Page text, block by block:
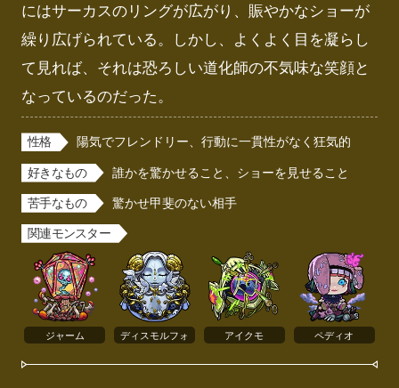
にはサーカスのリングが広がり、賑やかなショーが
繰り広げられている。しかし、よくよく目を凝らし
て見れば、それは恐ろしい道化師の不気味な笑顔と
なっているのだった。
性格 陽気でフレンドリー、行動に一貫性がなく狂気的
好きなもの 誰かを驚かせること、ショーを見せること
苦手なもの 驚かせ甲斐のない相手
関連モンスター
ジャーム ディスモルフォ アイクモ ペディオ